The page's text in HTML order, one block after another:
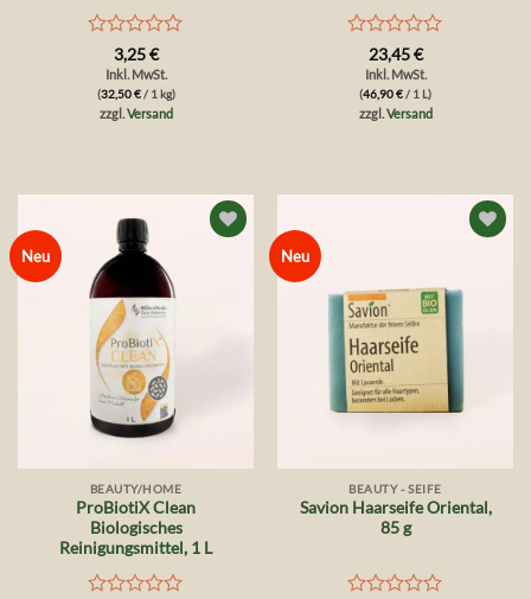
Bewertet
mit
0
von
3,25€
Inkl. MwSt.
(32,50€/ 1 kg)
zzgl.Versand
Bewertet
mit
von
23,45€
Inkl. MwSt.
(46,90€/ 1 L)
zzgl.Versand
Neu
Wunschliste
BEAUTY/HOME
ProBiotiX Clean
Biologisches
Reinigungsmittel, 1 L
Neu
BEAUTY - SEIFE
Savion Haarseife Oriental,
85 g